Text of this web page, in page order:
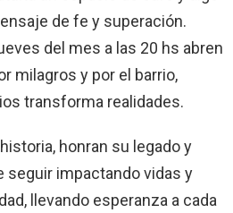
de fe y superación.
del mes a las 20 hs abren
milagros y por el barrio,
transforma realidades.
honran su legado y
seguir impactando vidas y
llevando esperanza a cada